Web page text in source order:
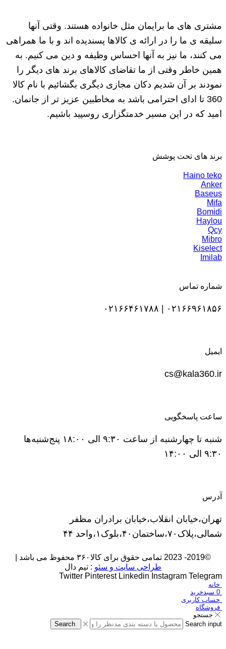
مشتری های ما برایمان مثل خانواده هستند. وقتی آنها
سلیقه ی ما را در ارائه ی کالاها پسندیده اند و با ما همراهی
می کنند، ما نیز به آنها احساس وظیفه و دین می کنیم. به
همین خاطر وقتی از ما تقاضای کالاهای برند های دیگر را
نمودند بر آن شدیم دکان مجازی دیگری بگشائیم با نام کالا
360 تا ادای احترامی باشد به مخاطبین عزیز تر از جانمان.
امید که در این مسیر خدمتگزاری روسپید باشیم.
برند های تحت پوشش
Haino teko
Anker
Baseus
Mifa
Bomidi
Haylou
Qcy
Mibro
Kiselect
Imilab
شماره تماس
۰۲۱۶۶۹۶۱۸۵۶ | ۰۲۱۶۶۴۶۱۷۸۸
ایمیل
cs@kala360.ir
ساعت پاسخگویی
شنبه تا چهارشنبه از ساعت ۹:۳۰ الی ۱۸:۰۰ پنج‌شنبه‌ها
۹:۳۰ الی ۱۴:۰۰
آدرس
تهران،خیابان انقلاب،خیابان برادران مظفر
شمالی،پلاک۷۰،ساختمان۴۰،بلوک۱،واحد ۴۴
©2019- 2023 تمامی حقوق برای کالا۳۶۰ محفوظ می باشد |
طراحی سایت و سئو : تیم دال
Twitter Pinterest Linkedin Instagram Telegram
خانه
0 سبدخرید
حساب کاربری
فروشگاه
جستجو
Search input
Search